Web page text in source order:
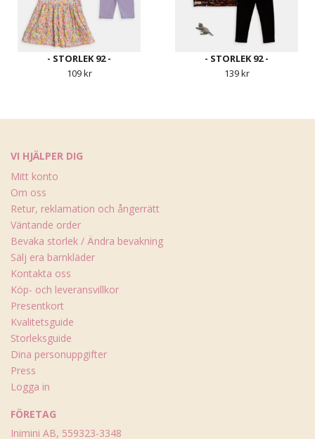
- STORLEK 92 -
109 kr
- STORLEK 92 -
139 kr
VI HJÄLPER DIG
Mitt konto
Om oss
Retur, reklamation och ångerrätt
Väntande order
Bevaka storlek / Ändra bevakning
Sälj era barnkläder
Kontakta oss
Köp- och leveransvillkor
Presentkort
Kvalitetsguide
Storleksguide
Dina personuppgifter
Press
Logga in
FÖRETAG
Inimini AB, 559323-3348